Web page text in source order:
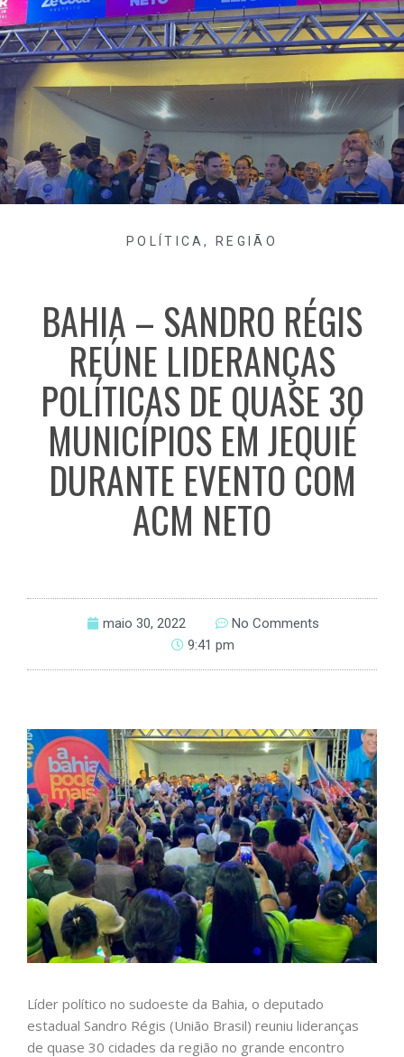
POLÍTICA, REGIÃO
BAHIA – SANDRO RÉGIS
REÚNE LIDERANÇAS
POLÍTICAS DE QUASE 30
MUNICÍPIOS EM JEQUIÉ
DURANTE EVENTO COM
ACM NETO
maio 30, 2022
No Comments
9:41 pm
Líder político no sudoeste da Bahia, o deputado
estadual Sandro Régis (União Brasil) reuniu lideranças
de quase 30 cidades da região no grande encontro